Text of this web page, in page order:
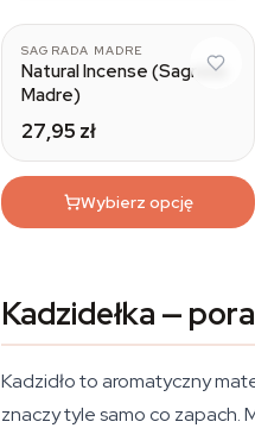
SAGRADA MADRE
Natural Incense (Sagrada
Madre)
27,95 zł
Wybierz opcję
Kadzidełka —
Kadzidło to aromatyczny
znaczy tyle samo co zapach.